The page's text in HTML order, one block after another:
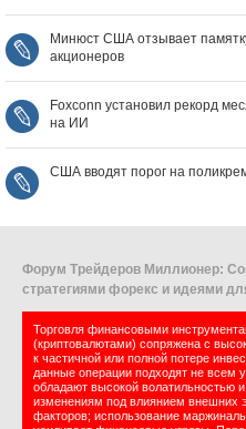
Минюст США отзывает
акционеров
Foxconn установил рекорд
на ИИ
США вводят порог на
Форум Трейдеров Миллионер:
стратегиями форекс и идеями
Торговля финансовыми
(криптовалютами) сопряжена с
к частичной или полной потере
данные операции подходят не всем
обладают высокой волатильностью
изменениям под влиянием внешних
факторов; использование